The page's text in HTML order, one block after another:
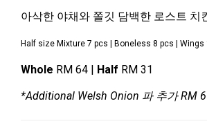
아삭한 야채와 쫄깃 담백한 로스트 치
Half size Mixture 7 pcs | Boneless 8 pcs | Wings
Whole RM 64 | Half RM 31
*Additional Welsh Onion 파 추가 RM 6